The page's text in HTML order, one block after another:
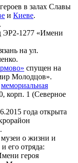
в залах Славы
и Киеве.
ЭР2-1277 «Имени
на ул.
спущен на
Молодцов».
мемориальная
корп. 1 (Северное
года открыта
о жизни и
его отряда:
героя